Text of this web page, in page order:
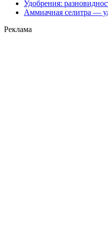
Удобрения:
Аммиачная селитра —
Реклама